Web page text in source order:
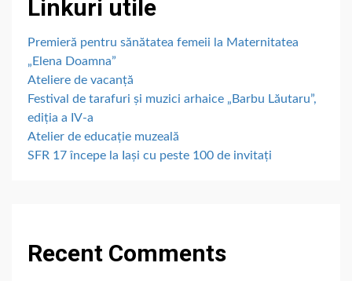
Linkuri utile
Premieră pentru sănătatea femeii la Maternitatea
„Elena Doamna”
Ateliere de vacanță
Festival de tarafuri și muzici arhaice „Barbu Lăutaru”,
ediția a IV-a
Atelier de educație muzeală
SFR 17 începe la Iași cu peste 100 de invitați
Recent Comments